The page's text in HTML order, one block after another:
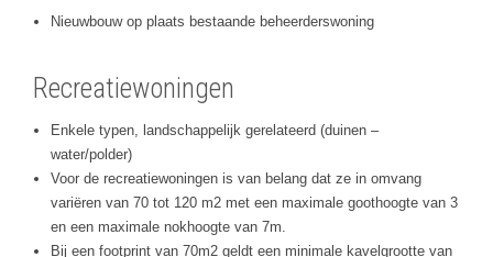
Nieuwbouw op plaats bestaande beheerderswoning
Recreatiewoningen
Enkele typen, landschappelijk gerelateerd (duinen –
water/polder)
Voor de recreatiewoningen is van belang dat ze in omvang
variëren van 70 tot 120 m2 met een maximale goothoogte van 3
en een maximale nokhoogte van 7m.
Bij een footprint van 70m2 geldt een minimale kavelgrootte van